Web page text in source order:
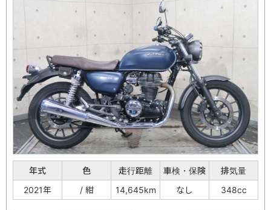
年式 色 走行距離 車検・保険
排気量
2021年
/ 紺 14,645km なし 348cc